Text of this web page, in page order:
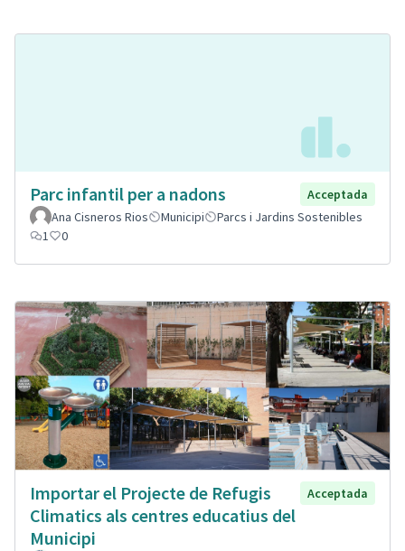
Parc infantil per a nadons
Acceptada
Ana Cisneros Rios
Municipi
Parcs i Jardins Sostenibles
1
0
Importar el Projecte de Refugis
Climatics als centres educatius del
Municipi
Acceptada